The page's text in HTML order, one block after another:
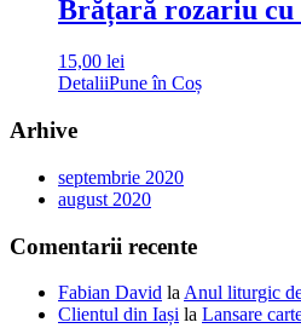
Brățară rozariu cu
15,00 lei
DetaliiPune în Coș
Arhive
septembrie 2020
august 2020
Comentarii recente
Fabian David la Anul liturgic
Clientul din Iași la Lansare